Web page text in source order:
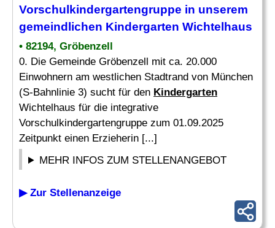
Vorschulkindergartengruppe in unserem
gemeindlichen Kindergarten Wichtelhaus
• 82194, Gröbenzell
0. Die Gemeinde Gröbenzell mit ca. 20.000
Einwohnern am westlichen Stadtrand von München
(S-Bahnlinie 3) sucht für den Kindergarten
Wichtelhaus für die integrative
Vorschulkindergartengruppe zum 01.09.2025
Zeitpunkt einen Erzieherin [...]
MEHR INFOS ZUM STELLENANGEBOT
▶ Zur Stellenanzeige